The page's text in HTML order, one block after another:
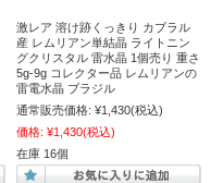
激レア 溶け跡くっきり カブラル
産 レムリアン単結晶 ライトニン
グクリスタル 雷水晶 1個売り 重さ
5g-9g コレクター品 レムリアンの
雷電水晶 ブラジル
通常販売価格: ¥1,430(税込)
価格: ¥1,430(税込)
在庫 16個